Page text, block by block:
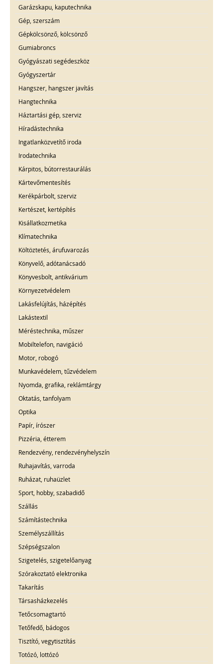
Garázskapu, kaputechnika
Gép, szerszám
Gépkölcsönző, kölcsönző
Gumiabroncs
Gyógyászati segédeszköz
Gyógyszertár
Hangszer, hangszer javítás
Hangtechnika
Háztartási gép, szerviz
Híradástechnika
Ingatlanközvetítő iroda
Irodatechnika
Kárpitos, bútorrestaurálás
Kártevőmentesítés
Kerékpárbolt, szerviz
Kertészet, kertépítés
Kisállatkozmetika
Klímatechnika
Költöztetés, árufuvarozás
Könyvelő, adótanácsadó
Könyvesbolt, antikvárium
Környezetvédelem
Lakásfelújítás, házépítés
Lakástextil
Méréstechnika, műszer
Mobiltelefon, navigáció
Motor, robogó
Munkavédelem, tűzvédelem
Nyomda, grafika, reklámtárgy
Oktatás, tanfolyam
Optika
Papír, írószer
Pizzéria, étterem
Rendezvény, rendezvényhelyszín
Ruhajavítás, varroda
Ruházat, ruhaüzlet
Sport, hobby, szabadidő
Szállás
Számítástechnika
Személyszállítás
Szépségszalon
Szigetelés, szigetelőanyag
Szórakoztató elektronika
Takarítás
Társasházkezelés
Tetőcsomagtartó
Tetőfedő, bádogos
Tisztító, vegytisztítás
Totózó, lottózó